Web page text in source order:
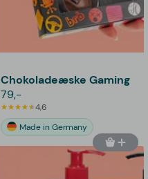
Chokoladeæske Gaming
79,-
4,6
Made in Germany